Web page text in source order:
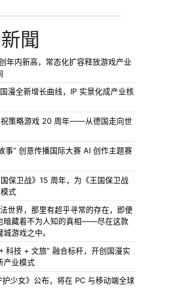
聞
年内新高，常态化扩容释放游戏产业
漫全新增长曲线，IP 实景化成产业核
策略游戏 20 周年——从德国走向世
事” 创意传播国际大赛 AI 创作主题赛
保卫战》15 周年，为《王国保卫战
式
世界，那里有超乎寻常的存在，即便
暗藏着不为人知的真相——尽在这款
游戏之中。
科技 + 文旅” 融合标杆，开创国漫实
产业模式
护少女》公布，将在 PC 与移动端全球